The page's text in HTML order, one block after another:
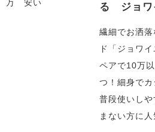
る ジョワ
繊細でお洒
ド「ジョワイ
ペアで10万
つ！細身で
普段使いし
まない方に人